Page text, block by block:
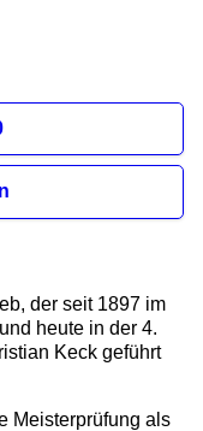
der seit 1897 im
heute in der 4.
Keck geführt
Meisterprüfung als